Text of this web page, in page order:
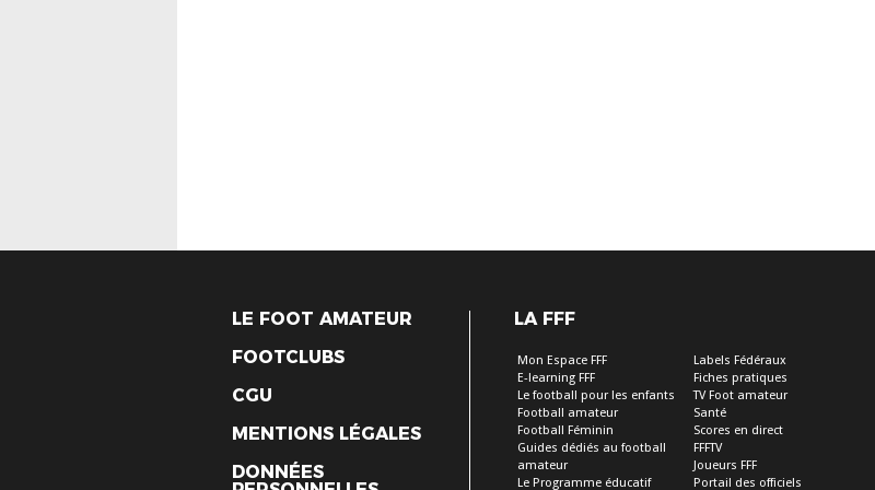
LE FOOT AMATEUR
FOOTCLUBS
CGU
MENTIONS LÉGALES
DONNÉES
LA FFF
Mon Espace FFF
E-learning FFF
Le football pour les enfants
Football amateur
Football Féminin
Guides dédiés au football
amateur
Le Programme éducatif
Labels Fédéraux
Fiches pratiques
TV Foot amateur
Santé
Scores en direct
FFFTV
Joueurs FFF
Portail des officiels